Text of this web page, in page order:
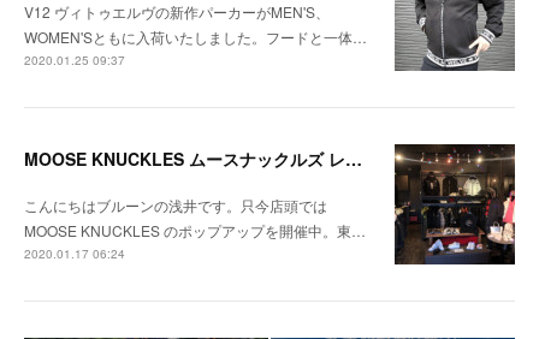
V12 ヴィトゥエルヴの新作パーカーがMEN'S、
WOMEN'Sともに入荷いたしました。フードと一体…
2020.01.25 09:37
MOOSE KNUCKLES ムースナックルズ レディースモデルのご紹介
こんにちはブルーンの浅井です。只今店頭では
MOOSE KNUCKLES のポップアップを開催中。東…
2020.01.17 06:24